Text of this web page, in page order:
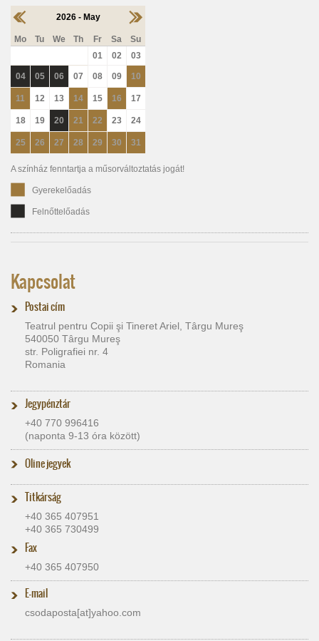
2026 - May
Mo Tu We Th Fr Sa
Su
01
02 03
04 05 06 07 08 09 10
11 12 13 14 15 16 17
18 19 20 21 22 23 24
25 26 27 28 29 30 31
A színház fenntartja a műsorváltoztatás jogát!
Gyerekelőadás
Felnőttelőadás
Kapcsolat
Postai cím
Teatrul pentru Copii şi Tineret Ariel, Târgu Mureş
540050 Târgu Mureş
str. Poligrafiei nr. 4
Romania
Jegypénztár
+40 770 996416
(naponta 9-13 óra között)
Oline jegyek
Titkárság
+40 365 407951
+40 365 730499
Fax
+40 365 407950
E-mail
csodaposta[at]​yahoo.com